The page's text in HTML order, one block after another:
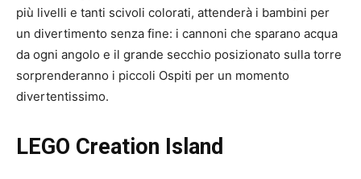
più livelli e tanti scivoli colorati, attenderà i bambini per
un divertimento senza fine: i cannoni che sparano acqua
da ogni angolo e il grande secchio posizionato sulla torre
sorprenderanno i piccoli Ospiti per un momento
divertentissimo.
LEGO Creation Island